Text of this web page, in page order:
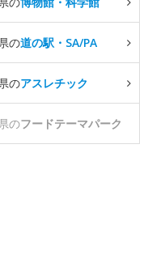
の道の駅・SA/PA
のアスレチック
のフードテーマパーク